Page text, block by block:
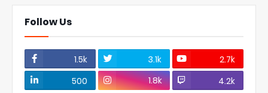
Follow Us
1.5k 3.1k
2.7k
500
1.8k 4.2k